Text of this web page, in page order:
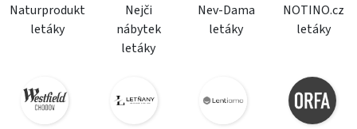
Naturprodukt
letáky
Nejči
nábytek
letáky
Nev-Dama
letáky
NOTINO.cz
letáky